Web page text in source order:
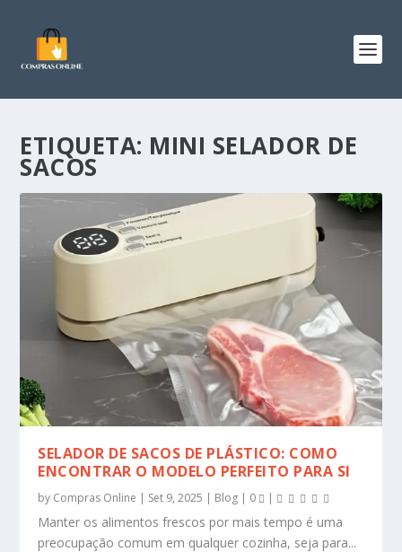
ETIQUETA: MINI SELADOR DE
SACOS
SELADOR DE SACOS DE PLÁSTICO: COMO
ENCONTRAR O MODELO PERFEITO PARA SI
by Compras Online Set 9, 2025 Blog 0
Manter os alimentos frescos por mais tempo é uma
preocupação comum em qualquer cozinha, seja para...